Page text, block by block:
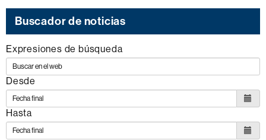
Buscador de noticias
Expresiones de búsqueda
Desde
Hasta